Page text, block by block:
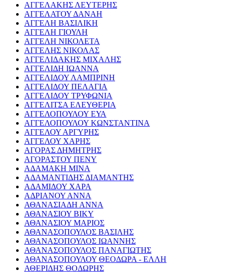
ΑΓΓΕΛΑΚΗΣ ΛΕΥΤΕΡΗΣ
ΑΓΓΕΛΑΤΟΥ ΔΑΝΑΗ
ΑΓΓΕΛΗ ΒΑΣΙΛΙΚΗ
ΑΓΓΕΛΗ ΓΙΟΥΛΗ
ΑΓΓΕΛΗ ΝΙΚΟΛΕΤΑ
ΑΓΓΕΛΗΣ ΝΙΚΟΛΑΣ
ΑΓΓΕΛΙΔΑΚΗΣ ΜΙΧΑΛΗΣ
ΑΓΓΕΛΙΔΗ ΙΩΑΝΝΑ
ΑΓΓΕΛΙΔΟΥ ΛΑΜΠΡΙΝΗ
ΑΓΓΕΛΙΔΟΥ ΠΕΛΑΓΙΑ
ΑΓΓΕΛΙΔΟΥ ΤΡΥΦΩΝΙΑ
ΑΓΓΕΛΙΤΣΑ ΕΛΕΥΘΕΡΙΑ
ΑΓΓΕΛΟΠΟΥΛΟΥ ΕΥΑ
ΑΓΓΕΛΟΠΟΥΛΟΥ ΚΩΝΣΤΑΝΤΙΝΑ
ΑΓΓΕΛΟΥ ΑΡΓΥΡΗΣ
ΑΓΓΕΛΟΥ ΧΑΡΗΣ
ΑΓΟΡΑΣ ΔΗΜΗΤΡΗΣ
ΑΓΟΡΑΣΤΟΥ ΠΕΝΥ
ΑΔΑΜΑΚΗ ΜΙΝΑ
ΑΔΑΜΑΝΤΙΔΗΣ ΔΙΑΜΑΝΤΗΣ
ΑΔΑΜΙΔΟΥ ΧΑΡΑ
ΑΔΡΙΑΝΟΥ ΑΝΝΑ
ΑΘΑΝΑΣΙΑΔΗ ΑΝΝΑ
ΑΘΑΝΑΣΙΟΥ ΒΙΚΥ
ΑΘΑΝΑΣΙΟΥ ΜΑΡΙΟΣ
ΑΘΑΝΑΣΟΠΟΥΛΟΣ ΒΑΣΙΛΗΣ
ΑΘΑΝΑΣΟΠΟΥΛΟΣ ΙΩΑΝΝΗΣ
ΑΘΑΝΑΣΟΠΟΥΛΟΣ ΠΑΝΑΓΙΩΤΗΣ
ΑΘΑΝΑΣΟΠΟΥΛΟΥ ΘΕΟΔΩΡΑ - ΕΛΛΗ
ΑΘΕΡΙΔΗΣ ΘΟΔΩΡΗΣ